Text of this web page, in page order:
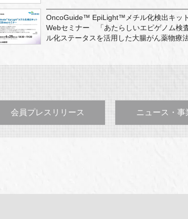
OncoGuide™ EpiLight™メチル化検出キッ
Webセミナー 「あたらしいエピゲノム検
ル化ステータスを活用した大腸がん薬物療法
会員プレスリリース ニュース・事